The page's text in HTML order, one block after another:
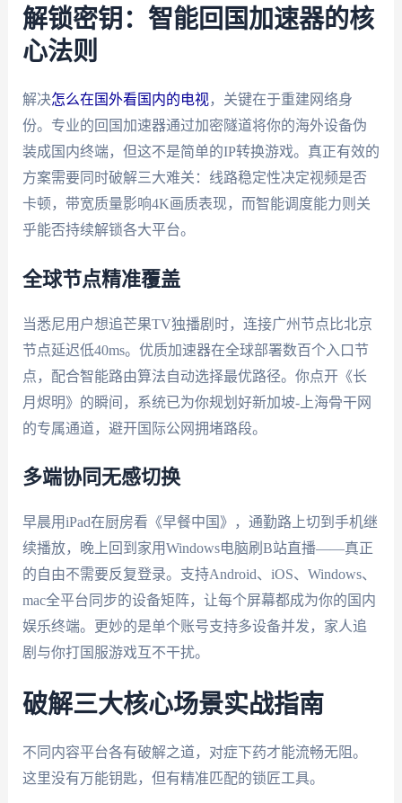
解锁密钥：智能回国加速器的核
心法则
解决怎么在国外看国内的电视，关键在于重建网络身
份。专业的回国加速器通过加密隧道将你的海外设备伪
装成国内终端，但这不是简单的IP转换游戏。真正有效的
方案需要同时破解三大难关：线路稳定性决定视频是否
卡顿，带宽质量影响4K画质表现，而智能调度能力则关
乎能否持续解锁各大平台。
全球节点精准覆盖
当悉尼用户想追芒果TV独播剧时，连接广州节点比北京
节点延迟低40ms。优质加速器在全球部署数百个入口节
点，配合智能路由算法自动选择最优路径。你点开《长
月烬明》的瞬间，系统已为你规划好新加坡-上海骨干网
的专属通道，避开国际公网拥堵路段。
多端协同无感切换
早晨用iPad在厨房看《早餐中国》，通勤路上切到手机继
续播放，晚上回到家用Windows电脑刷B站直播——真正
的自由不需要反复登录。支持Android、iOS、Windows、
mac全平台同步的设备矩阵，让每个屏幕都成为你的国内
娱乐终端。更妙的是单个账号支持多设备并发，家人追
剧与你打国服游戏互不干扰。
破解三大核心场景实战指南
不同内容平台各有破解之道，对症下药才能流畅无阻。
这里没有万能钥匙，但有精准匹配的锁匠工具。